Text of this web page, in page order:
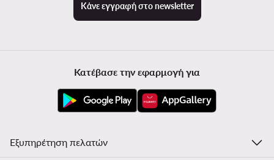
Κάνε εγγραφή στο newsletter
Κατέβασε την εφαρμογή για
Εξυπηρέτηση πελατών